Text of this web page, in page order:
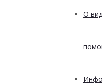
О